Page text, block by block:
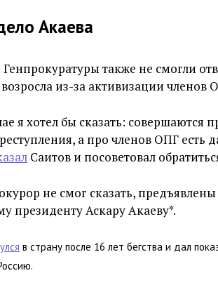
Акаева
также не смогли
из-за активизации членов
я хотел бы сказать: совершаются
а про членов ОПГ есть
Саитов и посоветовал
не смог сказать,
президенту Аскару Акаеву*.
в страну после 16 лет бегства и дал